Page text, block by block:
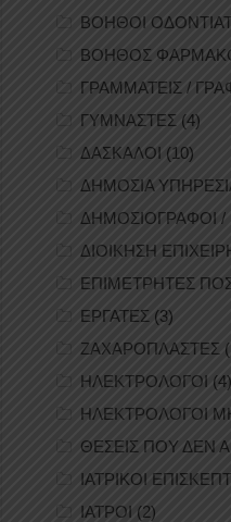
ΒΟΗΘΟΙ
ΒΟΗΘΟΣ
ΓΡΑΜΜΑΤΕΙΣ /
ΓΥΜΝΑΣΤΕΣ (4)
ΔΑΣΚΑΛΟΙ (10)
ΔΗΜΟΣΙΑ
ΔΗΜΟΣΙΟΓΡΑΦΟΙ
ΔΙΟΙΚΗΣΗ
ΕΠΙΜΕΤΡΗΤΕΣ
ΕΡΓΑΤΕΣ (3)
ΖΑΧΑΡΟΠΛΑΣΤΕΣ
ΗΛΕΚΤΡΟΛΟΓΟΙ (4)
ΗΛΕΚΤΡΟΛΟΓΟΙ
ΘΕΣΕΙΣ ΠΟΥ ΔΕΝ
ΙΑΤΡΙΚΟΙ
ΙΑΤΡΟΙ (2)